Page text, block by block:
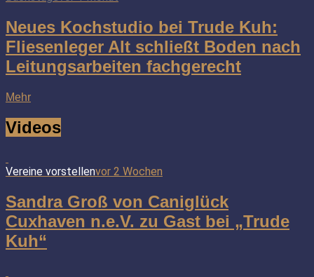
Neues Kochstudio bei Trude Kuh:
Fliesenleger Alt schließt Boden nach
Leitungsarbeiten fachgerecht
Mehr
Videos
Vereine vorstellenvor 2 Wochen
Sandra Groß von Caniglück
Cuxhaven n.e.V. zu Gast bei „Trude
Kuh“